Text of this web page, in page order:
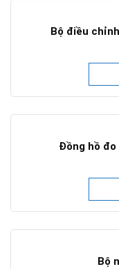
Bộ điều
Đồng hồ
Bộ